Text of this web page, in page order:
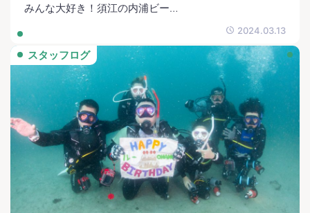
みんな大好き！須江の内浦ビー…
2024.03.13
スタッフログ